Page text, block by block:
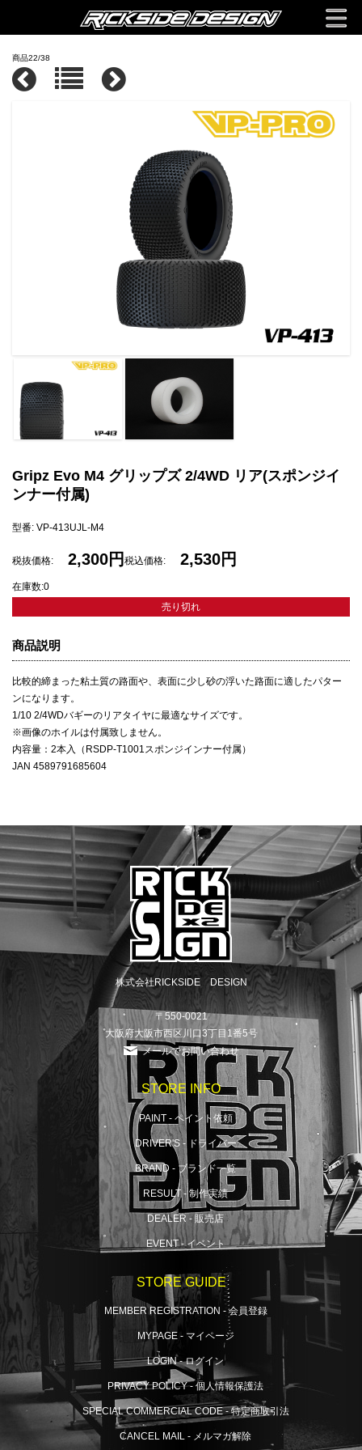
商品22/38
Gripz Evo M4 グリップズ 2/4WD リア(スポンジイ
ンナー付属)
型番: VP-413UJL-M4
税抜価格: 2,300円 税込価格: 2,530円
在庫数:0
売り切れ
商品説明
比較的締まった粘土質の路面や、表面に少し砂の浮いた路面に適したパター
ンになります。
1/10 2/4WDバギーのリアタイヤに最適なサイズです。
※画像のホイルは付属致しません。
内容量：2本入（RSDP-T1001スポンジインナー付属）
JAN 4589791685604
株式会社RICKSIDE DESIGN
〒550-0021
大阪府大阪市西区川口3丁目1番5号
メールでお問い合わせ
STORE INFO
PAINT - ペイント依頼
DRIVER'S - ドライバー
BRAND - ブランド一覧
RESULT - 制作実績
DEALER - 販売店
EVENT - イベント
STORE GUIDE
MEMBER REGISTRATION - 会員登録
MYPAGE - マイページ
LOGIN - ログイン
PRIVACY POLICY - 個人情報保護法
SPECIAL COMMERCIAL CODE - 特定商取引法
CANCEL MAIL - メルマガ解除